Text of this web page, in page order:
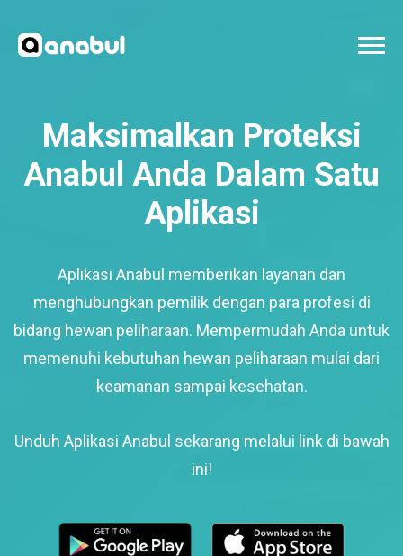
Maksimalkan Proteksi
Anabul Anda Dalam Satu
Aplikasi
Aplikasi Anabul memberikan layanan dan
menghubungkan pemilik dengan para profesi di
bidang hewan peliharaan. Mempermudah Anda untuk
memenuhi kebutuhan hewan peliharaan mulai dari
keamanan sampai kesehatan.
Unduh Aplikasi Anabul sekarang melalui link di bawah
ini!